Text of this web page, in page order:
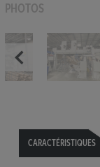
PHOTOS
CARACTÉRISTIQUES